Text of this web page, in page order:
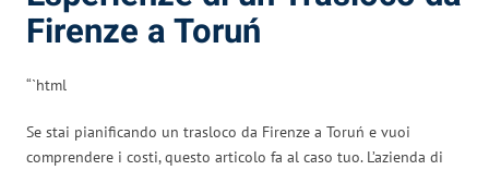
Firenze a Toruń
“`html
Se stai pianificando un trasloco da Firenze a Toruń e vuoi
comprendere i costi, questo articolo fa al caso tuo. L’azienda di